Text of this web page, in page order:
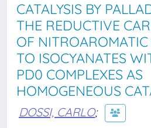
CATALYSIS BY
THE REDUCTIVE
OF
TO ISOCYANATES
PD0 COMPLEXES AS
HOMOGENEOUS
DOSSI, CARLO;